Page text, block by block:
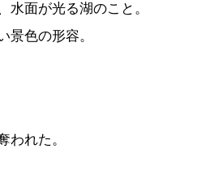
水面が光る湖のこと。
景色の形容。
われた。